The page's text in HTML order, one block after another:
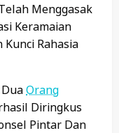
Menggasak
Keramaian
Rahasia
DuaOrang
Diringkus
Pintar Dan